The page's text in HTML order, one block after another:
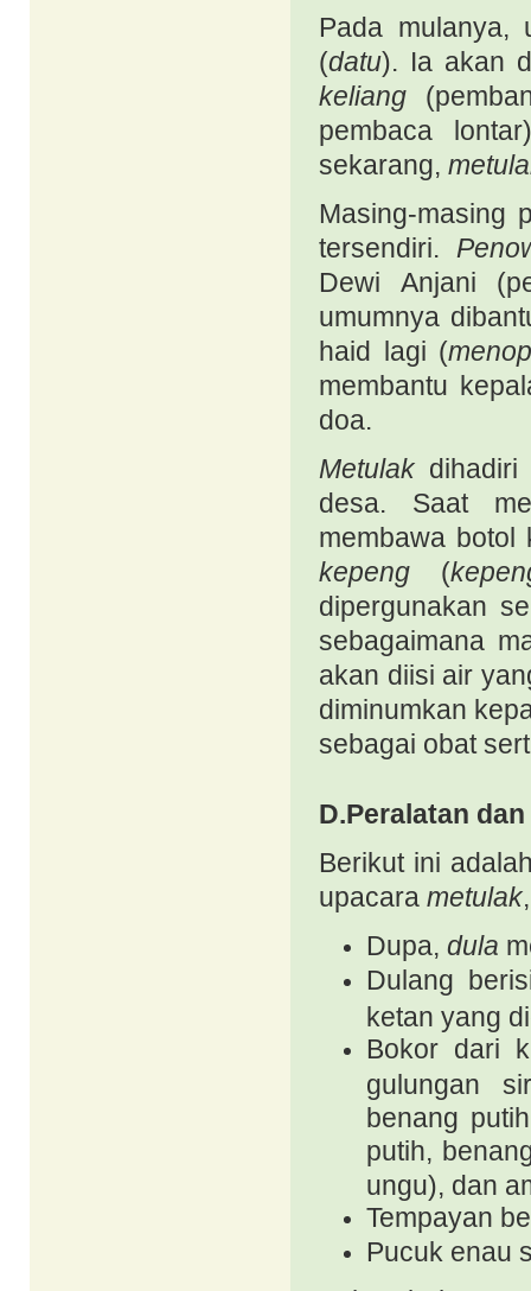
Pada mulanya,
(datu). Ia akan
keliang
pembaca
sekarang,
Masing-masing
tersendiri.
Dewi Anjani
umumnya
haid lagi (
membantu
doa.
Metulak
desa. Saat
membawa
kepeng (
dipergunakan
sebagaimana
akan diisi air
diminumkan
sebagai obat
D.Peralatan
Berikut ini
upacara metulak
Dupa, dula
Dulang
ketan yang
Bokor dari
gulungan
benang
putih,
ungu), dan
Tempayan
Pucuk enau